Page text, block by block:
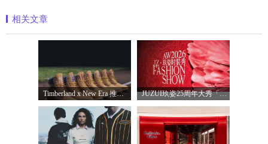
相关文章
Timberland x New Era 推出全新联名系列，以经 JUZUI玖姿25周年大秀「循光新生」 光起二